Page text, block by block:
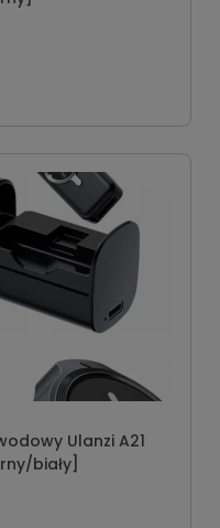
Ulanzi A21
biały]